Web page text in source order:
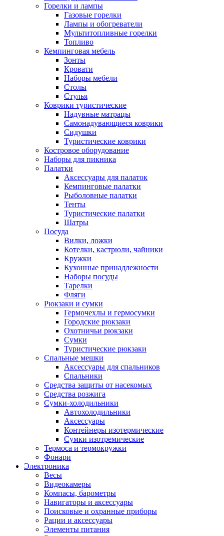
Горелки и лампы
Газовые горелки
Лампы и обогреватели
Мультитопливные горелки
Топливо
Кемпинговая мебель
Зонты
Кровати
Наборы мебели
Столы
Стулья
Коврики туристические
Надувные матрацы
Самонадувающиеся коврики
Сидушки
Туристические коврики
Костровое оборудование
Наборы для пикника
Палатки
Аксессуары для палаток
Кемпинговые палатки
Рыболовные палатки
Тенты
Туристические палатки
Шатры
Посуда
Вилки, ложки
Котелки, кастрюли, чайники
Кружки
Кухонные принадлежности
Наборы посуды
Тарелки
Фляги
Рюкзаки и сумки
Гермочехлы и гермосумки
Городские рюкзаки
Охотничьи рюкзаки
Сумки
Туристические рюкзаки
Спальные мешки
Аксессуары для спальников
Спальники
Средства защиты от насекомых
Средства розжига
Сумки-холодильники
Автохолодильники
Аксессуары
Контейнеры изотермические
Сумки изотремические
Термоса и термокружки
Фонари
Электроника
Весы
Видеокамеры
Компасы, барометры
Навигаторы и аксессуары
Поисковые и охранные приборы
Рации и аксессуары
Элементы питания